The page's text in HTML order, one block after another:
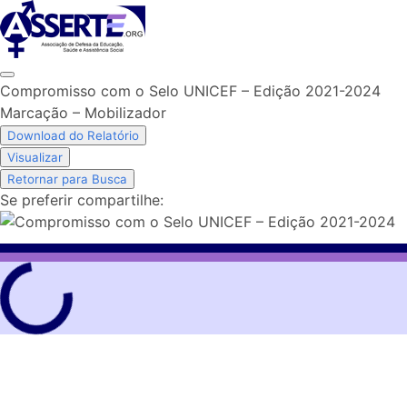
Skip
to
content
Compromisso com o Selo UNICEF – Edição 2021-2024
Marcação – Mobilizador
Download do Relatório
Visualizar
Retornar para Busca
Se preferir compartilhe: